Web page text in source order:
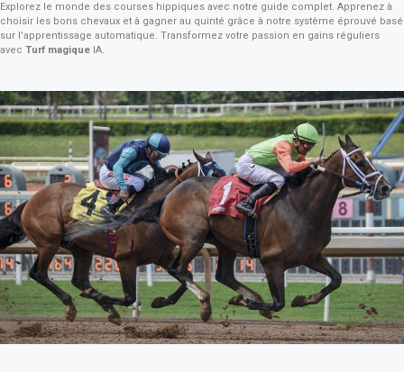
Explorez le monde des courses hippiques avec notre guide complet. Apprenez à
choisir les bons chevaux et à gagner au quinté grâce à notre système éprouvé basé
sur l’apprentissage automatique. Transformez votre passion en gains réguliers
avec Turf magique IA.